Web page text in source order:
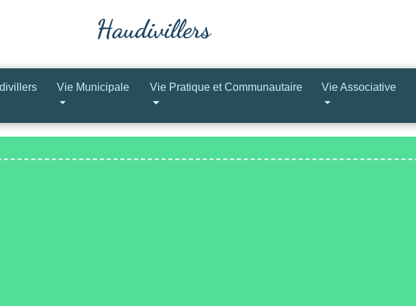
Vie Municipale Vie Pratique et Communautaire Vie Associative